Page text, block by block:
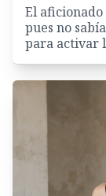
El
pues no
para activar